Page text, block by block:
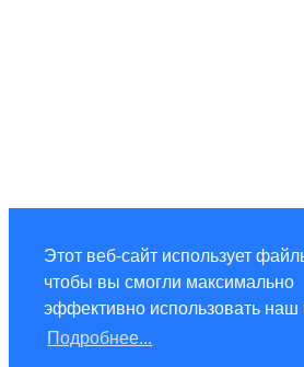
Этот веб-сайт использует
чтобы вы смогли максимально
эффективно использовать наш
Подробнее...